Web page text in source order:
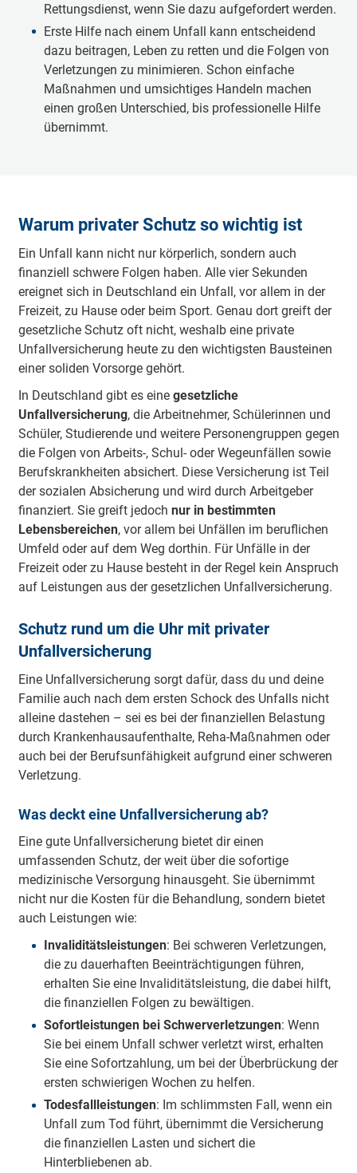
Rettungsdienst, wenn Sie dazu aufgefordert werden.
Erste Hilfe nach einem Unfall kann entscheidend
dazu beitragen, Leben zu retten und die Folgen von
Verletzungen zu minimieren. Schon einfache
Maßnahmen und umsichtiges Handeln machen
einen großen Unterschied, bis professionelle Hilfe
übernimmt.
Warum privater Schutz so wichtig ist
Ein Unfall kann nicht nur körperlich, sondern auch
finanziell schwere Folgen haben. Alle vier Sekunden
ereignet sich in Deutschland ein Unfall, vor allem in der
Freizeit, zu Hause oder beim Sport. Genau dort greift der
gesetzliche Schutz oft nicht, weshalb eine private
Unfallversicherung heute zu den wichtigsten Bausteinen
einer soliden Vorsorge gehört.
In Deutschland gibt es eine gesetzliche
Unfallversicherung, die Arbeitnehmer, Schülerinnen und
Schüler, Studierende und weitere Personengruppen gegen
die Folgen von Arbeits-, Schul- oder Wegeunfällen sowie
Berufskrankheiten absichert. Diese Versicherung ist Teil
der sozialen Absicherung und wird durch Arbeitgeber
finanziert. Sie greift jedoch nur in bestimmten
Lebensbereichen, vor allem bei Unfällen im beruflichen
Umfeld oder auf dem Weg dorthin. Für Unfälle in der
Freizeit oder zu Hause besteht in der Regel kein Anspruch
auf Leistungen aus der gesetzlichen Unfallversicherung.
Schutz rund um die Uhr mit privater
Unfallversicherung
Eine Unfallversicherung sorgt dafür, dass du und deine
Familie auch nach dem ersten Schock des Unfalls nicht
alleine dastehen – sei es bei der finanziellen Belastung
durch Krankenhausaufenthalte, Reha-Maßnahmen oder
auch bei der Berufsunfähigkeit aufgrund einer schweren
Verletzung.
Was deckt eine Unfallversicherung ab?
Eine gute Unfallversicherung bietet dir einen
umfassenden Schutz, der weit über die sofortige
medizinische Versorgung hinausgeht. Sie übernimmt
nicht nur die Kosten für die Behandlung, sondern bietet
auch Leistungen wie:
Invaliditätsleistungen: Bei schweren Verletzungen,
die zu dauerhaften Beeinträchtigungen führen,
erhalten Sie eine Invaliditätsleistung, die dabei hilft,
die finanziellen Folgen zu bewältigen.
Sofortleistungen bei Schwerverletzungen: Wenn
Sie bei einem Unfall schwer verletzt wirst, erhalten
Sie eine Sofortzahlung, um bei der Überbrückung der
ersten schwierigen Wochen zu helfen.
Todesfallleistungen: Im schlimmsten Fall, wenn ein
Unfall zum Tod führt, übernimmt die Versicherung
die finanziellen Lasten und sichert die
Hinterbliebenen ab.